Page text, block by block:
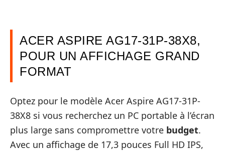
ACER ASPIRE AG17-31P-38X8,
POUR UN AFFICHAGE GRAND
FORMAT
Optez pour le modèle Acer Aspire AG17-31P-
38X8 si vous recherchez un PC portable à l’écran
plus large sans compromettre votre budget.
Avec un affichage de 17,3 pouces Full HD IPS,